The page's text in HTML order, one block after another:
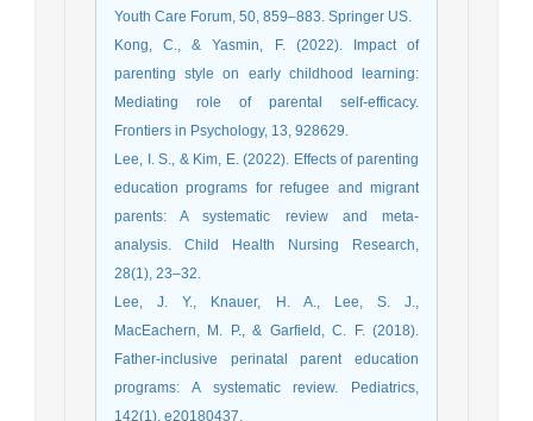
Youth Care Forum, 50, 859–883. Springer US.
Kong, C., & Yasmin, F. (2022). Impact of
parenting style on early childhood learning:
Mediating role of parental self-efficacy.
Frontiers in Psychology, 13, 928629.
Lee, I. S., & Kim, E. (2022). Effects of parenting
education programs for refugee and migrant
parents: A systematic review and meta-
analysis. Child Health Nursing Research,
28(1), 23–32.
Lee, J. Y., Knauer, H. A., Lee, S. J.,
MacEachern, M. P., & Garfield, C. F. (2018).
Father-inclusive perinatal parent education
programs: A systematic review. Pediatrics,
142(1), e20180437.